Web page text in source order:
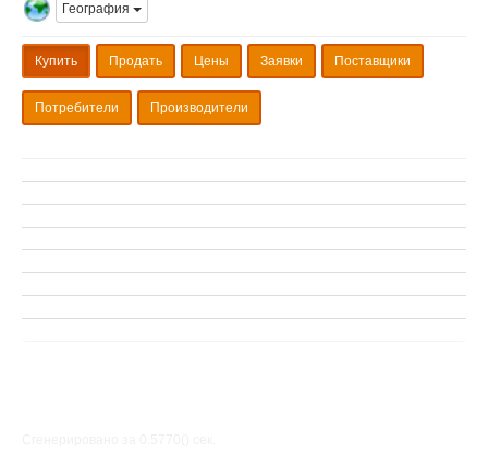
География
Купить Продать Цены Заявки Поставщики
Потребители Производители